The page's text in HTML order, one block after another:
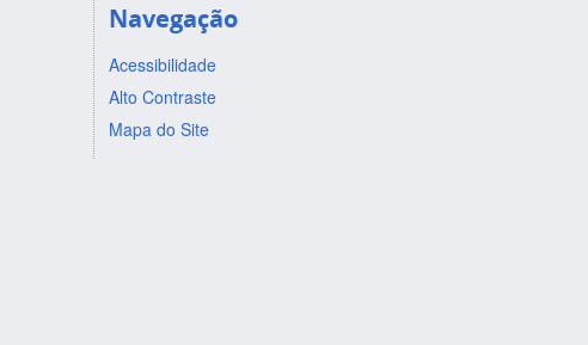
Navegação
Acessibilidade
Alto Contraste
Mapa do Site